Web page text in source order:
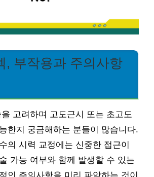
, 부작용과 주의사항
고려하며 고도근시 또는 초고도
한지 궁금해하는 분들이 많습니다.
의 시력 교정에는 신중한 접근이
가능 여부와 함께 발생할 수 있는